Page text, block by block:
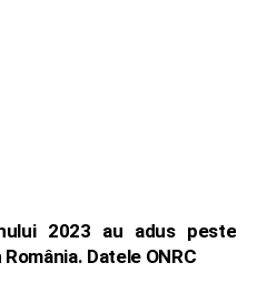
2023 au adus peste
Datele ONRC